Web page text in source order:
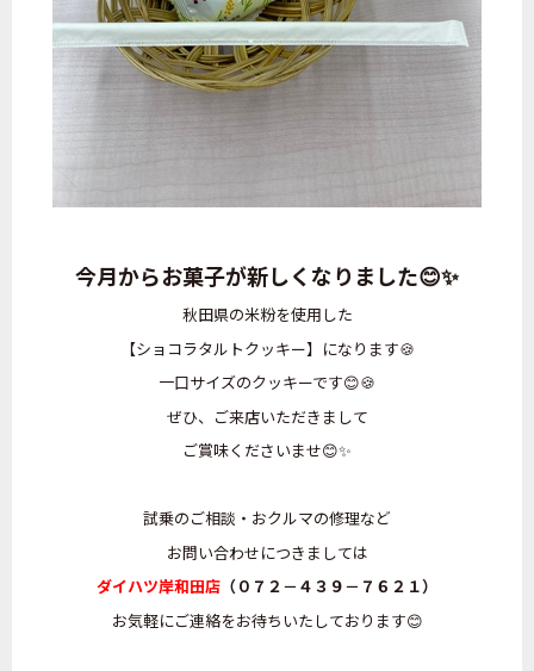
今月からお菓子が新しくなりました😊✨
秋田県の米粉を使用した
【ショコラタルトクッキー】になります🍪
一口サイズのクッキーです😊🍪
ぜひ、ご来店いただきまして
ご賞味くださいませ😊✨
試乗のご相談・おクルマの修理など
お問い合わせにつきましては
ダイハツ岸和田店 （０７２－４３９－７６２１）
お気軽にご連絡をお待ちいたしております😊